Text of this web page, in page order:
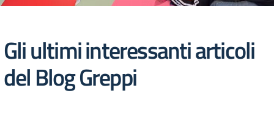
Gli ultimi interessanti articoli
del Blog Greppi